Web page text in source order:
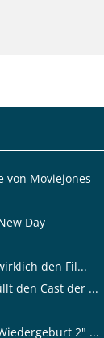
von Moviejones
Day
den Fil...
den Cast der ...
2" ...